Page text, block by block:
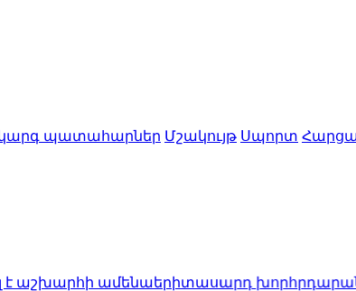
պատահարներ Մշակույթ Սպորտ
ամենաերիտասարդ խորհրդարանի